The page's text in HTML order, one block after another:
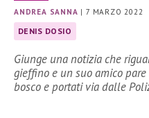
ANDREA SANNA |7 MARZO 2022
DENIS DOSIO
Giunge una notizia che
gieffino e un suo amico
bosco e portati via dalle